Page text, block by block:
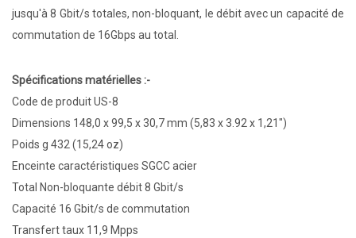
jusqu'à 8 Gbit/s totales, non-bloquant, le débit avec un capacité de
commutation de 16Gbps au total.
Spécifications matérielles :-
Code de produit US-8
Dimensions 148,0 x 99,5 x 30,7 mm (5,83 x 3.92 x 1,21")
Poids g 432 (15,24 oz)
Enceinte caractéristiques SGCC acier
Total Non-bloquante débit 8 Gbit/s
Capacité 16 Gbit/s de commutation
Transfert taux 11,9 Mpps